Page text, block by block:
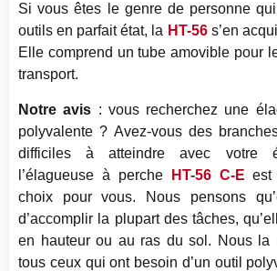
Si vous êtes le genre de personne
outils en parfait état, la HT-56s’en
Elle comprend un tube amovible pour
transport.
Notre avis : vous recherchez une
polyvalente ? Avez-vous des
difficiles à atteindre avec votre
l’élagueuse à perche
HT-56 C-E est
choix pour vous. Nous pensons
d’accomplir la plupart des tâches,
en hauteur ou au ras du sol. Nous la
tous ceux qui ont besoin d’un outil